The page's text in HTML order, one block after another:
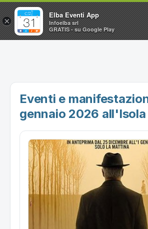
Home
Utilità
Vacanze all'Isola d'Elba
Eventi e
gennaio 2026
×
Elba Eventi App
Infoelba srl
GRATIS - su Google Play